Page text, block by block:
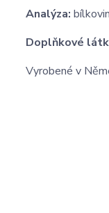
Analýza:
Doplňkové
Vyrobené v